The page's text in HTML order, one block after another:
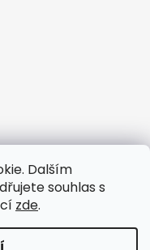
Dalším
souhlas s
zde.